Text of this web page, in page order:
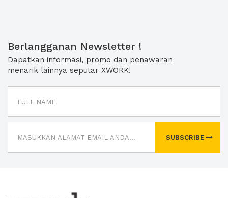
Berlangganan Newsletter !
Dapatkan informasi, promo dan penawaran
menarik lainnya seputar XWORK!
SUBSCRIBE